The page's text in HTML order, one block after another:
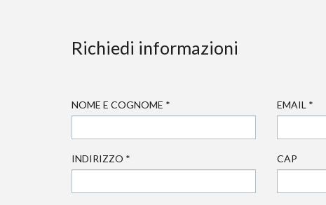
Richiedi informazioni
NOME E COGNOME * EMAIL *
INDIRIZZO * CAP